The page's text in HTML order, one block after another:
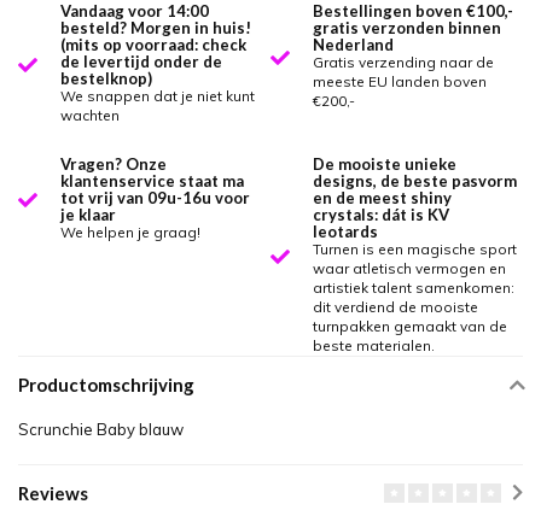
Vandaag voor 14:00
besteld? Morgen in huis!
(mits op voorraad: check
de levertijd onder de
bestelknop)
We snappen dat je niet kunt
wachten
Bestellingen boven €100,-
gratis verzonden binnen
Nederland
Gratis verzending naar de
meeste EU landen boven
€200,-
Vragen? Onze
klantenservice staat ma
tot vrij van 09u-16u voor
je klaar
We helpen je graag!
De mooiste unieke
designs, de beste pasvorm
en de meest shiny
crystals: dát is KV
leotards
Turnen is een magische sport
waar atletisch vermogen en
artistiek talent samenkomen:
dit verdiend de mooiste
turnpakken gemaakt van de
beste materialen.
Productomschrijving
Scrunchie Baby blauw
Reviews